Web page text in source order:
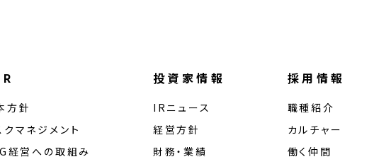
方針
クマネジメント
経営への取組み
投資家情報
IRニュース
経営⽅針
財務・業績
採用情報
職種紹介
カルチャー
働く仲間